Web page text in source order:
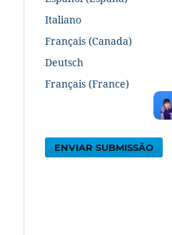
Italiano
Français (Canada)
Deutsch
Français (France)
ENVIAR SUBMISSÃO